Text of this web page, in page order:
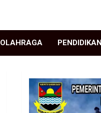
OLAHRAGA PENDIDIKAN